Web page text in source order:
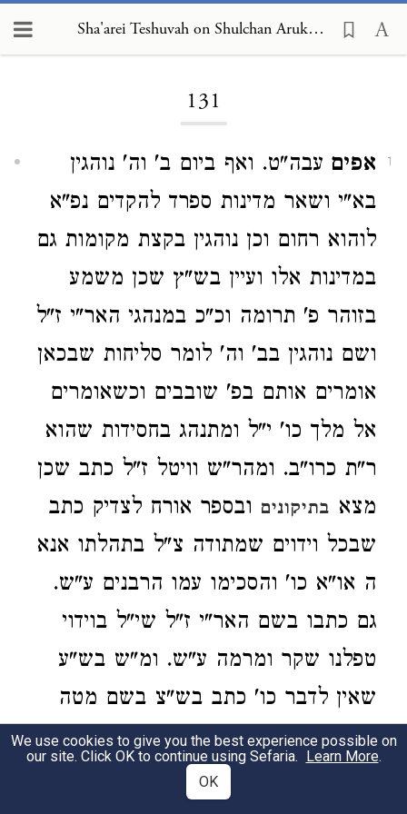
Sha'arei Teshuvah on Shulchan Arukh, Orach Chayim 131
131
1 אפים עבה"ט. ואף ביום ב' וה' נוהגין
בא"י ושאר מדינות ספרד להקדים נפ"א
לוהוא רחום וכן נוהגין בקצת מקומות גם
במדינות אלו ועיין בש"ץ שכן משמע
בזוהר פ' תרומה וכ"כ במנהגי האר"י ז"ל
ושם נוהגין בב' וה' לומר סליחות שבכאן
אומרים אותם בפ' שובבים וכשאומרים
אל מלך כו' י"ל ומתנהג בחסידות שהוא
ר"ת כרו"ב. ומהר"ש וויטל ז"ל כתב שכן
מצא בתיקונים ובספר אורח לצדיק כתב
שבכל וידוים שמתודה צ"ל בתהלתו אנא
ה או"א כו' והסכימו עמו הרבנים ע"ש.
גם כתבו בשם האר"י ז"ל שי"ל בוידוי
טפלנו שקר ומרמה ע"ש. ומ"ש בש"ע
שאין לדבר כו' כתב בש"צ בשם מטה
יהודה דאע"ג שכתב בב"י דהוי כתפלה
אריכתא מ"מ אם שמע בעודו נופל קדיש
We use cookies to give you the best experience possible on
our site. Click OK to continue using Sefaria. Learn More.
OK